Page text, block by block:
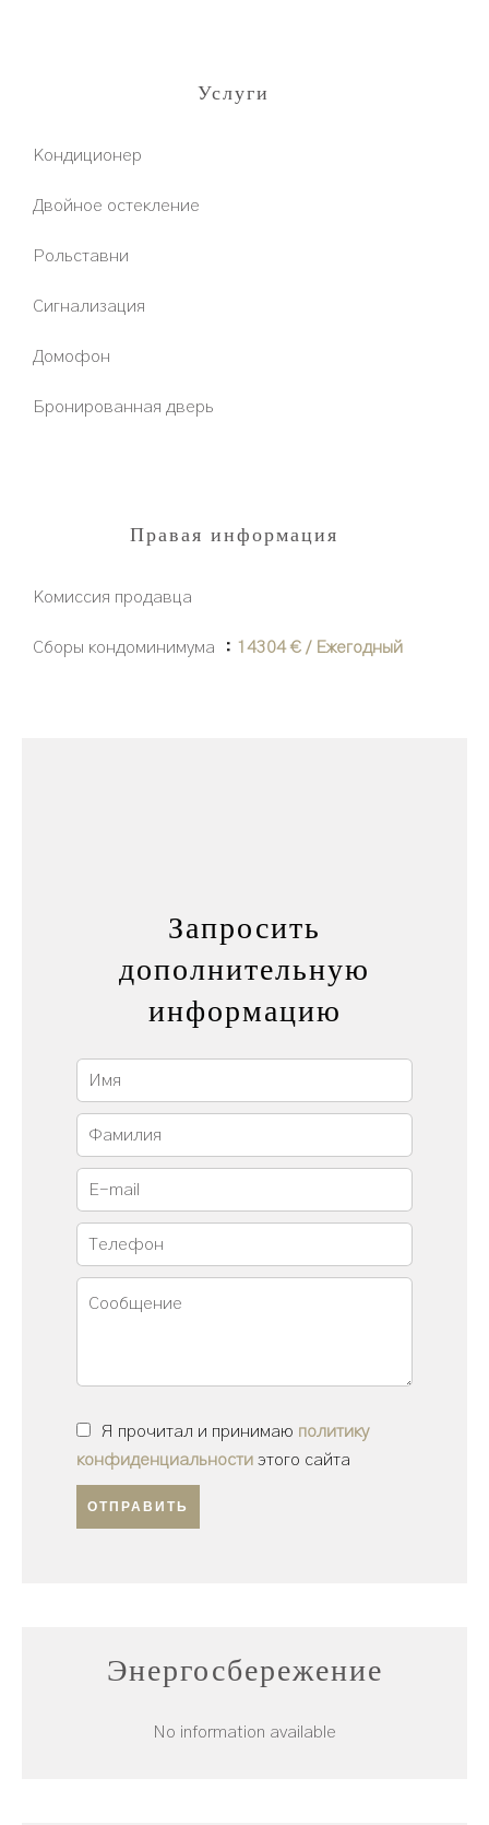
Услуги
Кондиционер
Двойное остекление
Рольставни
Сигнализация
Домофон
Бронированная дверь
Правая информация
Комиссия продавца
Сборы кондоминимума 14304 € / Ежегодный
Запросить
дополнительную
информацию
Я прочитал и принимаю политику
конфиденциальности этого сайта
ОТПРАВИТЬ
Энергосбережение
No information available